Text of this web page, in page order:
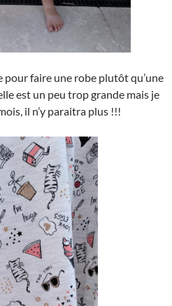
pour faire une robe plutôt qu’une
est un peu trop grande mais je
il n’y paraitra plus !!!